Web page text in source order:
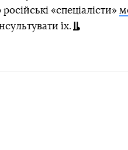
«спеціалісти»
їх.